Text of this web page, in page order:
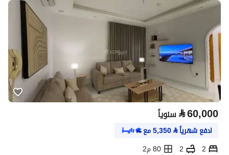
⃁60,000 سنوياً
ادفع شهرياً⃁
5,350مع
2
2 80 م2